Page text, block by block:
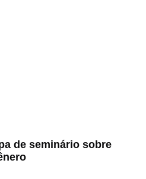
de seminário sobre